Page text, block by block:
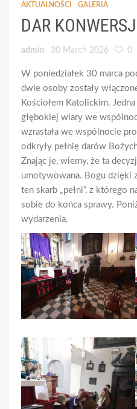
AKTUALNOŚCI GALERIA
DAR
admin 30 March 2026 0
W poniedziałek 30 marca
dwie osoby zostały
Kościołem Katolickim.
głębokiej wiary we
wzrastała we wspólnocie
odkryły pełnię darów
Znając je, wiemy, że ta
umotywowana. Bogu dzięki
ten skarb „pełni”, z którego
sobie do końca sprawy.
wydarzenia.